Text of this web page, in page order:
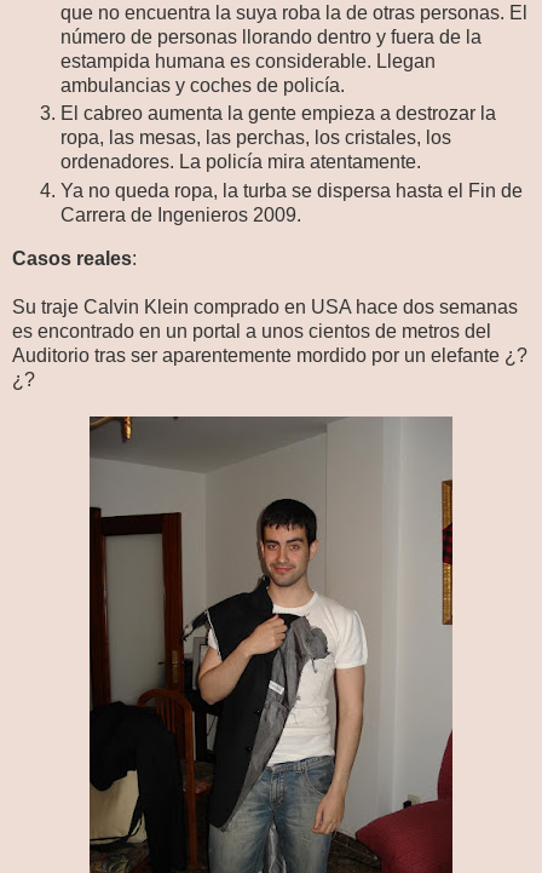
que no encuentra la suya roba la de otras personas. El
número de personas llorando dentro y fuera de la
estampida humana es considerable. Llegan
ambulancias y coches de policía.
El cabreo aumenta la gente empieza a destrozar la
ropa, las mesas, las perchas, los cristales, los
ordenadores. La policía mira atentamente.
Ya no queda ropa, la turba se dispersa hasta el Fin de
Carrera de Ingenieros 2009.
Casos reales:
Su traje Calvin Klein comprado en USA hace dos semanas
es encontrado en un portal a unos cientos de metros del
Auditorio tras ser aparentemente mordido por un elefante ¿?
¿?